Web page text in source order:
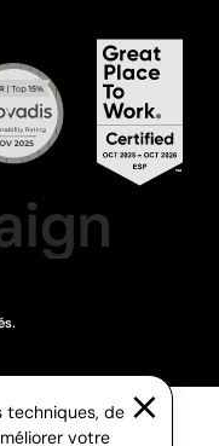
techniques, de
votre